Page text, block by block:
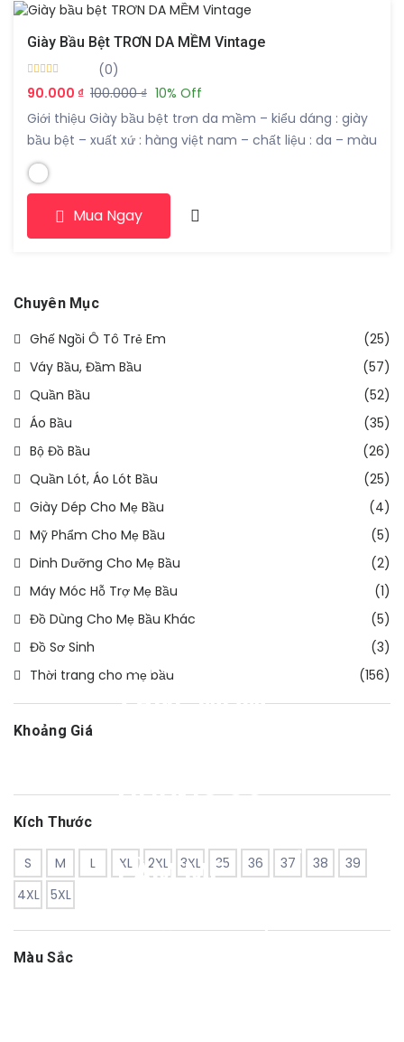
Giày Bầu Bệt TRƠN DA MỀM Vintage
(0)
90.000 ₫ 100.000 ₫ 10% Off
Giới thiệu Giày bầu bệt trơn da mềm – kiểu dáng : giày
bầu bệt – xuất xứ : hàng việt nam – chất liệu : da – màu
sắc : đen / be / trắng – họa tiết : trơn – form : 35-39 –
chi tiết : giày bầu bệt trơn ************************ Lưu
Mua Ngay
Chuyên Mục
Ghế Ngồi Ô Tô Trẻ Em
(25)
Váy Bầu, Đầm Bầu
(57)
Quần Bầu
(52)
Áo Bầu
(35)
Bộ Đồ Bầu
(26)
Quần Lót, Áo Lót Bầu
(25)
Giày Dép Cho Mẹ Bầu
(4)
Mỹ Phẩm Cho Mẹ Bầu
(5)
Dinh Dưỡng Cho Mẹ Bầu
(2)
Máy Móc Hỗ Trợ Mẹ Bầu
(1)
Đồ Dùng Cho Mẹ Bầu Khác
(5)
Đồ Sơ Sinh
(3)
Thời trang cho mẹ bầu
(156)
Khoảng Giá
Kích Thước
S M L XL 2XL 3XL 35 36 37 38
39
4XL
5XL
Màu Sắc
THIẾT KẾ
ZANE MOM
NHỮNG CÔ
LÀM MẸ
PHẨM THỜI